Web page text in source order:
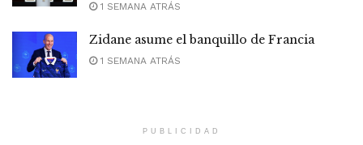
1 SEMANA ATRÁS
Zidane asume el banquillo de Francia
1 SEMANA ATRÁS
PUBLICIDAD